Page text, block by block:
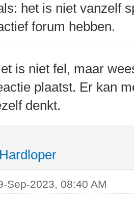
het is niet vanzelf
forum hebben.
is niet fel, maar
plaatst. Er kan
denkt.
Hardloper
Sep-2023, 08:40 AM